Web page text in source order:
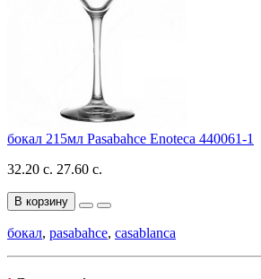
бокал 215мл Pasabahce Enoteca 440061-1
32.20 с. 27.60 с.
В корзину
бокал, pasabahce, casablanca